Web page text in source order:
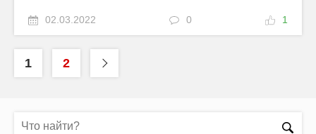
02.03.2022 0 1
1 2